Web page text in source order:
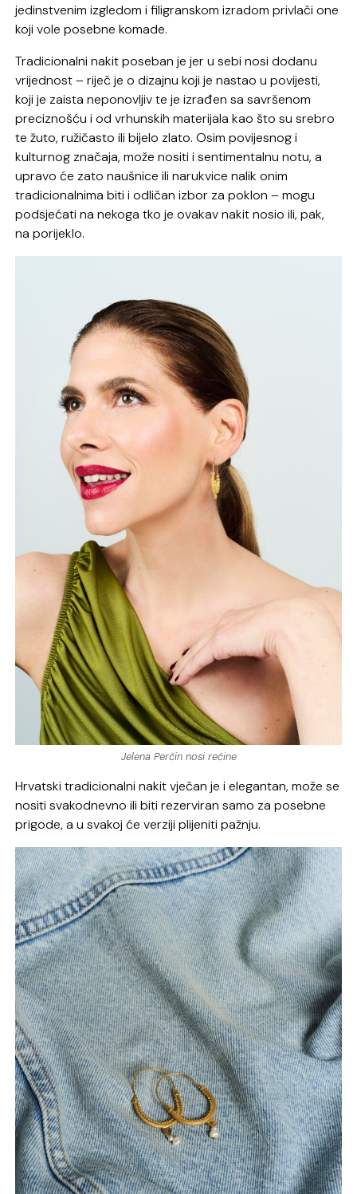
jedinstvenim izgledom i filigranskom izradom privlači one
koji vole posebne komade.
Tradicionalni nakit poseban je jer u sebi nosi dodanu
vrijednost – riječ je o dizajnu koji je nastao u povijesti,
koji je zaista neponovljiv te je izrađen sa savršenom
preciznošću i od vrhunskih materijala kao što su srebro
te žuto, ružičasto ili bijelo zlato. Osim povijesnog i
kulturnog značaja, može nositi i sentimentalnu notu, a
upravo će zato naušnice ili narukvice nalik onim
tradicionalnima biti i odličan izbor za poklon – mogu
podsjećati na nekoga tko je ovakav nakit nosio ili, pak,
na porijeklo.
Jelena Perčin nosi rećine
Hrvatski tradicionalni nakit vječan je i elegantan, može se
nositi svakodnevno ili biti rezerviran samo za posebne
prigode, a u svakoj će verziji plijeniti pažnju.